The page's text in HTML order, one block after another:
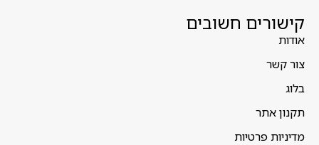
קישורים חשובים
אודות
צור קשר
בלוג
תקנון אתר
מדיניות פרטיות